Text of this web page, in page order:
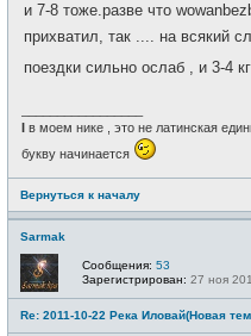
и 7-8 тоже.разве что
прихватил, так .... на всякий
поездки сильно ослаб , и 3-4
I в моем нике , это не латинская
букву начинается
Вернуться к началу
Sarmak
Сообщения: 53
Зарегистрирован: 27 ноя
Re: 2011-10-22 Река Иловай(Новая